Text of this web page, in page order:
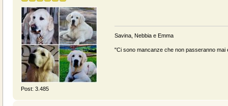
Post: 3.485
Savina, Nebbia e Emma
"Ci sono mancanze che non passeranno